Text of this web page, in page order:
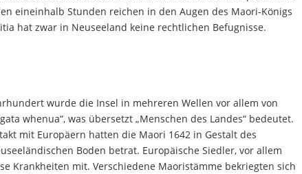
eineinhalb Stunden reichen in den Augen des Maori-Königs
hat zwar in Neuseeland keine rechtlichen Befugnisse.
wurde die Insel in mehreren Wellen vor allem von
whenua“, was übersetzt „Menschen des Landes“ bedeutet.
mit Europäern hatten die Maori 1642 in Gestalt des
Boden betrat. Europäische Siedler, vor allem
Krankheiten mit. Verschiedene Maoristämme bekriegten sich